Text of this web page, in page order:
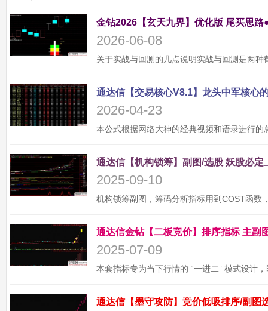
金钻2026【玄天九界】优化版 尾买思
2026-06-08
2026-04-23
2025-09-10
2025-07-09